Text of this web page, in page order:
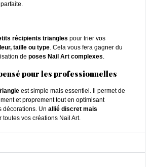
récipients triangles pour trier vos
taille ou type. Cela vous fera gagner du
de poses Nail Art complexes.
pour les professionnelles
est simple mais essentiel. Il permet de
et proprement tout en optimisant
décorations. Un allié discret mais
toutes vos créations Nail Art.